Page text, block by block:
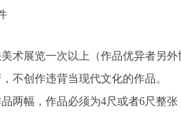
术展览一次以上（作品优异者另外
不创作违背当现代文化的作品。
两幅，作品必须为4尺或者6尺整